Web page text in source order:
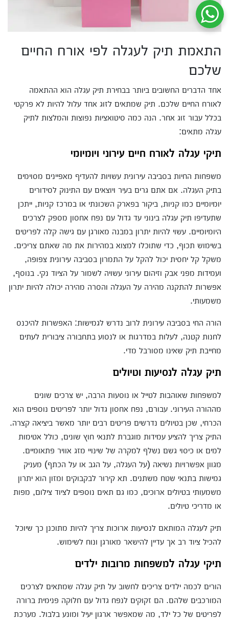
התאמת תיק לעגלה לפי אורח החיים
שלכם
אחד הדברים החשובים ביותר בבחירת תיק עגלה הוא ההתאמה
לאורח החיים שלכם. תיק שמתאים לזוג אחד עלול להיות לא פרקטי
בכלל עבור זוג אחר. הנה כמה סיטואציות נפוצות והמלצות לתיק
עגלה מתאים:
תיקי עגלה לאורח חיים עירוני ויומיומי
משפחות החיות בסביבה עירונית עשויות להעדיף מאפיינים מסוימים
בתיק העגלה. אם אתם גרים בעיר ויוצאים עם התינוק לסידורים
יומיומיים כמו קניות, ביקור בפארק השכונתי או במרכז קניות, ייתכן
שתעדיפו תיק עגלה בינוני עד גדול עם נפח אחסון מספק לצרכים
היומיומיים. עשוי להיות יתרון במבנה מאורגן עם גישה קלה לפריטים
בשימוש תכוף, כדי שתוכלו למצוא במהירות את מה שאתם צריכים.
משקל קל יחסית יכול להקל על התמרון בסביבה עירונית צפופה,
ועמידות מפני אבק וזיהום עירוני עשויה לשמור על הציוד נקי. בנוסף,
אפשרות להתקנה מהירה על העגלה והסרה מהירה יכולה להיות יתרון
משמעותי.
הורה החי בסביבה עירונית לרוב נדרש לגמישות: האפשרות להיכנס
לחנות קטנה, לעלות במדרגות או לנסוע בתחבורה ציבורית לעתים
מחייבת תיק שאינו מסורבל מדי.
תיק עגלה לנסיעות וטיולים
למשפחות שאוהבות לטייל או נוסעות הרבה, יש צרכים שונים
מההורה העירוני. עבורם, נפח אחסון גדול יותר לפריטים נוספים הוא
הכרחי, שכן בטיולים נדרשים פריטים רבים יותר מאשר ביציאה קצרה.
התיק צריך להציע עמידות מוגברת לתנאי חוץ שונים, כולל אטימות
למים או כיסוי גשם נשלף למקרה של שינויי מזג אוויר פתאומיים.
מגוון אפשרויות נשיאה (על העגלה, על הגב או על הכתף) מעניק
גמישות בתנאי שטח משתנים. תא קירור לבקבוקים ומזון הוא יתרון
משמעותי בטיולים ארוכים, כמו גם תאים נוספים לציוד צילום, מפות
או מדריכי טיולים.
תיק לעגלה המותאם לנסיעות ארוכות צריך להיות מתוכנן כך שיוכל
להכיל ציוד רב אך עדיין להישאר מאורגן ונוח לשימוש.
תיקי עגלה למשפחות מרובות ילדים
הורים לכמה ילדים צריכים לחשוב על תיק עגלה שמתאים לצרכים
המורכבים שלהם. הם זקוקים לנפח גדול עם חלוקה פנימית ברורה
לפריטים של כל ילד, מה שמאפשר ארגון יעיל ומונע בלבול. מערכת
שיחת ווטסאפ עם שירות הלקוחות